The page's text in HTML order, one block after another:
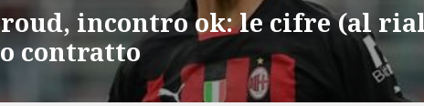
incontro ok: le cifre (al
contratto